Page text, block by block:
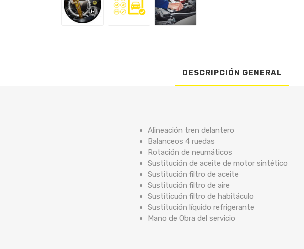
DESCRIPCIÓN GENERAL
Alineación tren delantero
Balanceos 4 ruedas
Rotación de neumáticos
Sustitución de aceite de motor sintético
Sustitución filtro de aceite
Sustitución filtro de aire
Sustiticuón filtro de habitáculo
Sustitución líquido refrigerante
Mano de Obra del servicio